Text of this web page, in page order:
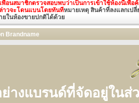
พื่อนสมาชิกตรวจสอบพบว่าเป็นการเข้าใช้ห้องนี้เพื่อ
าวจะโดนแบนโดยทันทีหมายเหตุ สินค้าที่ลงแลกเป
ยในห้องขายปกติได้ด้วย
Brandname
างแบรนด์ที่จัดอยู่ในส่